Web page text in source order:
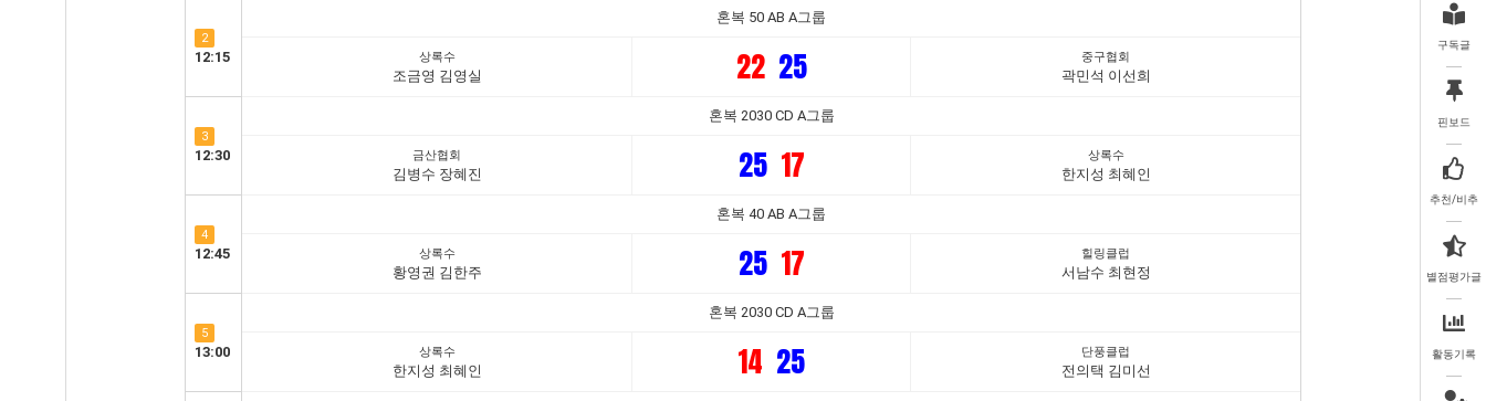
2
12:15
혼복 50 AB A그룹
상록수
조금영 김영실 22 25 중구협회
곽민석 이선희
3
12:30
혼복 2030 CD A그룹
금산협회
김병수 장혜진 25 17 상록수
한지성 최혜인
4
12:45
혼복 40 AB A그룹
상록수
황영권 김한주 25 17 힐링클럽
서남수 최현정
5
13:00
혼복 2030 CD A그룹
상록수
한지성 최혜인 14 25 단풍클럽
전의택 김미선
구독글
핀보드
추천/비추
별점평가글
활동기록